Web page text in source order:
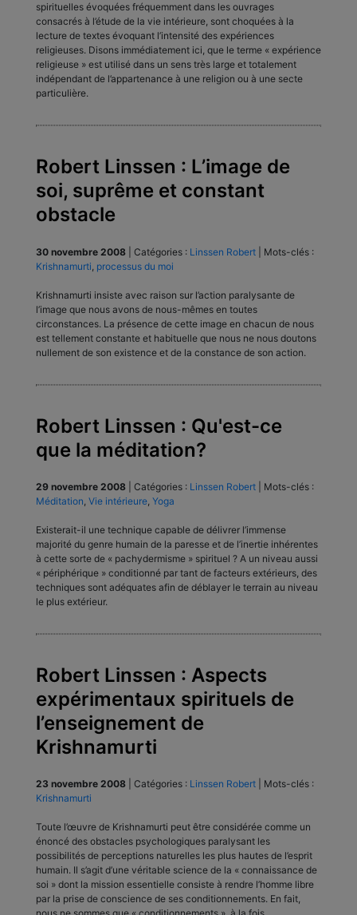
spirituelles évoquées fréquemment dans les ouvrages
consacrés à l’étude de la vie intérieure, sont choquées à la
lecture de textes évoquant l’intensité des expériences
religieuses. Disons immédiatement ici, que le terme « expérience
religieuse » est utilisé dans un sens très large et totalement
indépendant de l’appartenance à une religion ou à une secte
particulière.
Robert Linssen : L’image de
soi, suprême et constant
obstacle
30 novembre 2008 Catégories : Linssen Robert
Mots-clés :
Krishnamurti processus du moi
Krishnamurti insiste avec raison sur l’action paralysante de
l’image que nous avons de nous-mêmes en toutes
circonstances. La présence de cette image en chacun de nous
est tellement constante et habituelle que nous ne nous doutons
nullement de son existence et de la constance de son action.
Robert Linssen : Qu'est-ce
que la méditation?
29 novembre 2008 Catégories : Linssen Robert
Mots-clés :
Méditation Vie intérieure Yoga
Existerait-il une technique capable de délivrer l’immense
majorité du genre humain de la paresse et de l’inertie inhérentes
à cette sorte de « pachydermisme » spirituel ? A un niveau aussi
« périphérique » conditionné par tant de facteurs extérieurs, des
techniques sont adéquates afin de déblayer le terrain au niveau
le plus extérieur.
Robert Linssen : Aspects
expérimentaux spirituels de
l’enseignement de
Krishnamurti
23 novembre 2008 Catégories : Linssen Robert
Mots-clés :
Krishnamurti
Toute l’œuvre de Krishnamurti peut être considérée comme un
énoncé des obstacles psychologiques paralysant les
possibilités de perceptions naturelles les plus hautes de l’esprit
humain. Il s’agit d’une véritable science de la « connaissance de
soi » dont la mission essentielle consiste à rendre l’homme libre
par la prise de conscience de ses conditionnements. En fait,